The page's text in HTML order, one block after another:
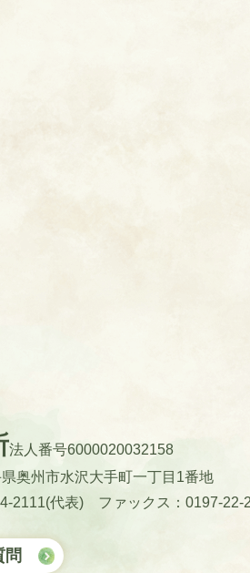
法人番号6000020032158
奥州市水沢大手町一丁目1番地
2111(代表)
ファックス：0197-22-
問